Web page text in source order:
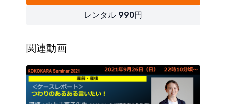
2020年 ： ピラティスインストラクター資格取得
2022年 ： 天使ママサロン⁻桜のバトン⁻ 設立
ママ”へのメンタルケア（グリーフケア）を学ぶ
３．内容：
・ペリネイタルロスとは
・グリーフとは
・ペリネイタルロスによるグリーフとは
レンタル 990円
関連動画